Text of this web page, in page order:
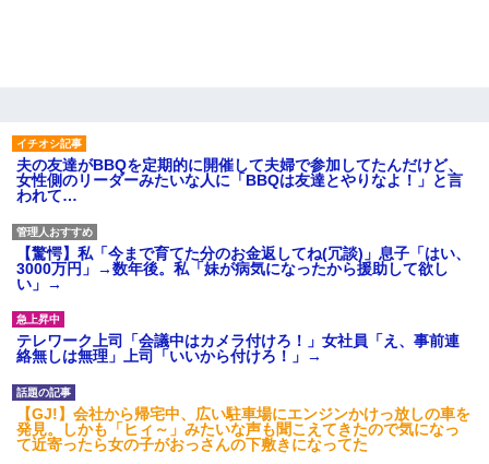
夫の友達がBBQを定期的に開催して夫婦で参加してたんだけど、
女性側のリーダーみたいな人に「BBQは友達とやりなよ！」と言
われて…
【驚愕】私「今まで育てた分のお金返してね(冗談)」息子「はい、
3000万円」→数年後。私「妹が病気になったから援助して欲し
い」→
テレワーク上司「会議中はカメラ付けろ！」女社員「え、事前連
絡無しは無理」上司「いいから付けろ！」→
【GJ!】会社から帰宅中、広い駐車場にエンジンかけっ放しの車を
発見。しかも「ヒィ～」みたいな声も聞こえてきたので気になっ
て近寄ったら女の子がおっさんの下敷きになってた